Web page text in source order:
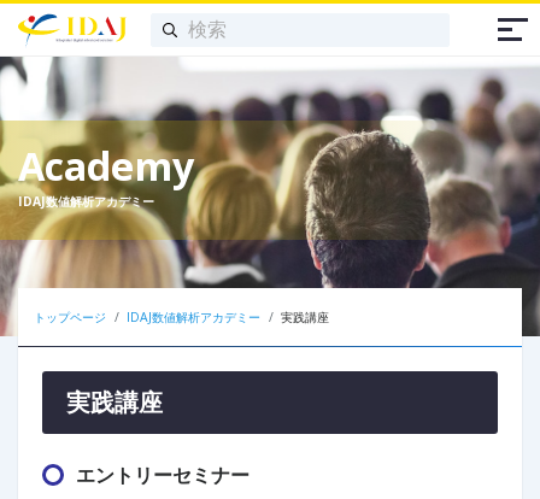
Academy
IDAJ数値解析アカデミー
トップページ IDAJ数値解析アカデミー 実践講座
実践講座
エントリーセミナー